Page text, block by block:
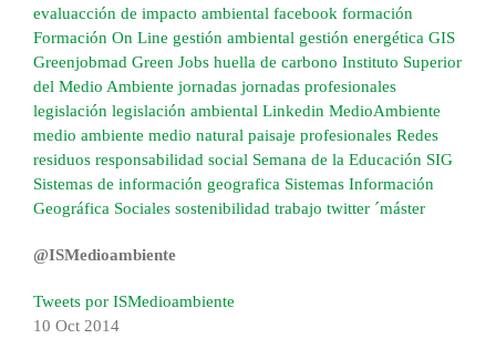
10 Oct 2014
evaluacción de impacto ambiental facebook formación
Formación On Line gestión ambiental gestión energética GIS
Greenjobmad Green Jobs huella de carbono Instituto Superior
del Medio Ambiente jornadas jornadas profesionales
legislación legislación ambiental Linkedin MedioAmbiente
medio ambiente medio natural paisaje profesionales Redes
residuos responsabilidad social Semana de la Educación SIG
Sistemas de información geografica Sistemas Información
Geográfica Sociales sostenibilidad trabajo twitter ´máster
@ISMedioambiente
Tweets por ISMedioambiente